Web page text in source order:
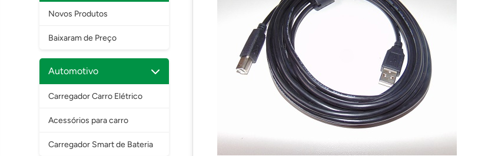
Novos Produtos
Baixaram de Preço
Automotivo
Carregador Carro Elétrico
Acessórios para carro
Carregador Smart de Bateria